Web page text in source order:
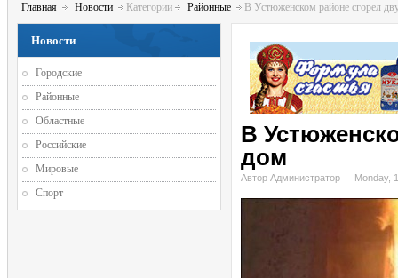
Главная Новости Категории Районные В Устюженском районе сгорел
В
дом
Автор Администратор Monday,
Новости
Городские
Районные
Областные
Российские
Мировые
Спорт